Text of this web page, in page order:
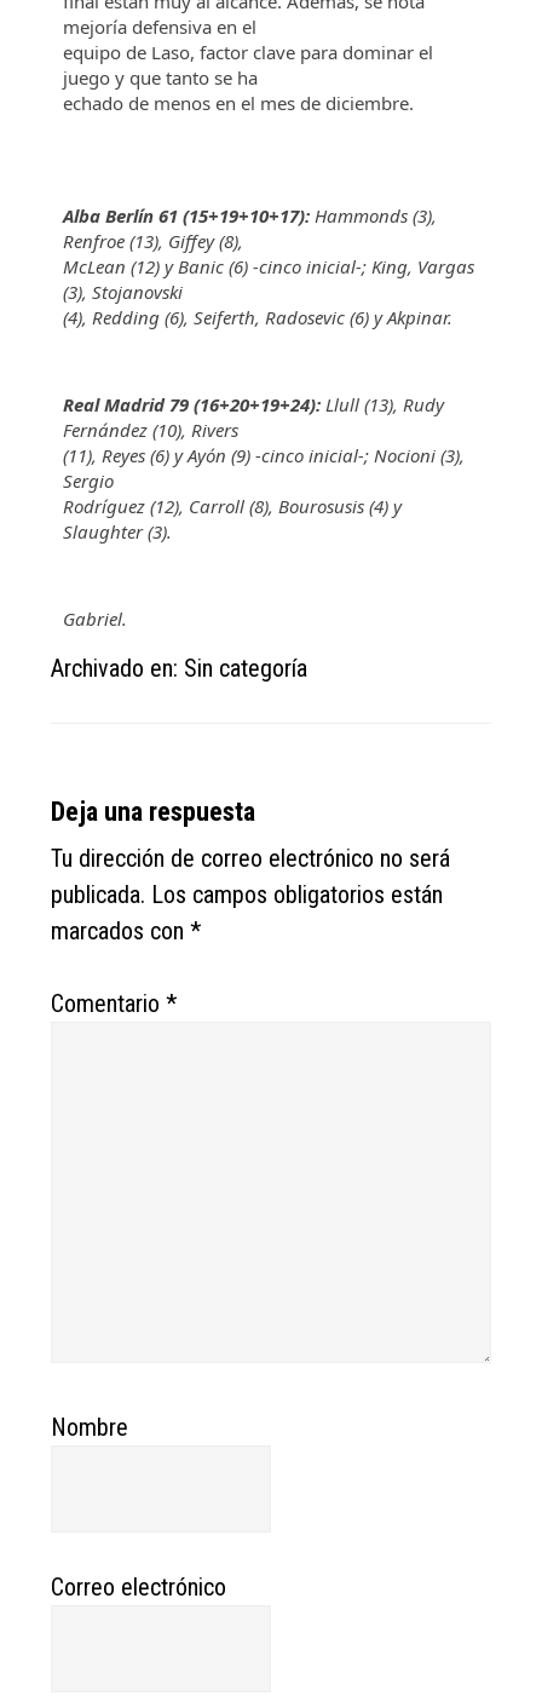
mejoría defensiva en el
equipo de Laso, factor clave para dominar el
juego y que tanto se ha
echado de menos en el mes de diciembre.
Alba Berlín 61 (15+19+10+17): Hammonds (3),
Renfroe (13), Giffey (8),
McLean (12) y Banic (6) -cinco inicial-; King, Vargas
(3), Stojanovski
(4), Redding (6), Seiferth, Radosevic (6) y Akpinar.
Real Madrid 79 (16+20+19+24): Llull (13), Rudy
Fernández (10), Rivers
(11), Reyes (6) y Ayón (9) -cinco inicial-; Nocioni (3),
Sergio
Rodríguez (12), Carroll (8), Bourosusis (4) y
Slaughter (3).
Gabriel.
Archivado en: Sin categoría
Reader
Interactions
Deja una respuesta
Tu dirección de correo electrónico no será
publicada. Los campos obligatorios están
marcados con*
Comentario*
Nombre
Correo electrónico